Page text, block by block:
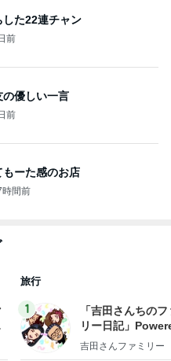
た22連チャン
前
優しい一言
前
ーた感のお店
時間前
旅行
1
「吉田さんちの
リー日記」
y Ameba 吉田さ
吉田さんファミリー